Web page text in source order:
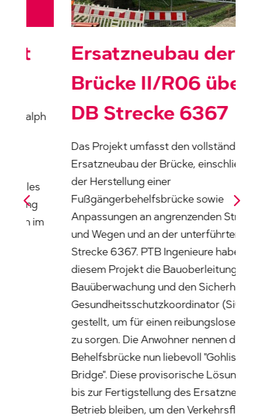
Ersatzneubau der
Brücke II/R06 über
DB Strecke 6367
Das Projekt umfasst den vollständigen
Ersatzneubau der Brücke, einschließlich
der Herstellung einer
Fußgängerbehelfsbrücke sowie
Anpassungen an angrenzenden Straßen
und Wegen und an der unterführten DB-
Strecke 6367. PTB Ingenieure haben bei
diesem Projekt die Bauoberleitung,
Bauüberwachung und den Sicherheits- und
Gesundheitsschutzkoordinator (SiGeKo)
gestellt, um für einen reibungslosen Ablauf
zu sorgen. Die Anwohner nennen die
Behelfsbrücke nun liebevoll "Gohlis Gate
Bridge". Diese provisorische Lösung wird
bis zur Fertigstellung des Ersatzneubaus in
Betrieb bleiben, um den Verkehrsfluss